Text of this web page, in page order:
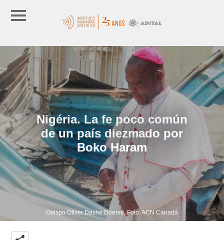
Nigéria. La fe poco común
de un país diezmado por
Boko Haram
Obispo Oliver Dashe Doeme. Foto: ACN Canadá